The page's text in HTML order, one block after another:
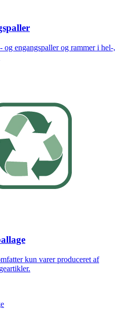
og engangspaller og rammer i hel-,
kun varer produceret af